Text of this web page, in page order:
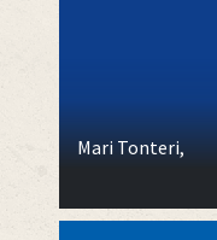
Mari Tonteri,